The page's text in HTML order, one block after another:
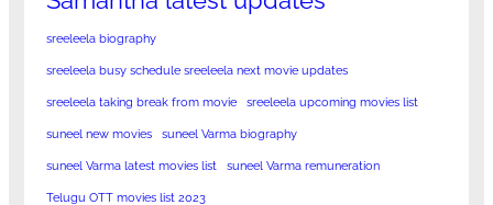
sreeleela biography
sreeleela busy schedule sreeleela next movie updates
sreeleela taking break from movie sreeleela upcoming movies list
suneel new movies suneel Varma biography
suneel Varma latest movies list suneel Varma remuneration
Telugu OTT movies list 2023